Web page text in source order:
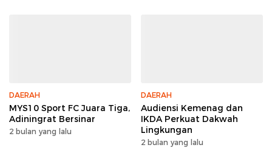
DAERAH
MYS10 Sport FC Juara Tiga,
Adiningrat Bersinar
2 bulan yang lalu
DAERAH
Audiensi Kemenag dan
IKDA Perkuat Dakwah
Lingkungan
2 bulan yang lalu